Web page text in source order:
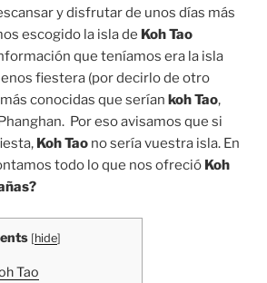
y disfrutar de unos días más
escogido la isla de Koh Tao
que teníamos era la isla
fiestera (por decirlo de otro
conocidas que serían koh Tao,
Por eso avisamos que si
Koh Tao no sería vuestra isla. En
todo lo que nos ofreció Koh
[hide]
Tao